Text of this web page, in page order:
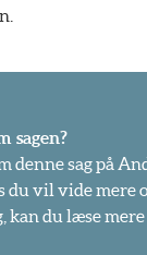
sagen?
denne sag på
du vil vide mere
kan du læse mere